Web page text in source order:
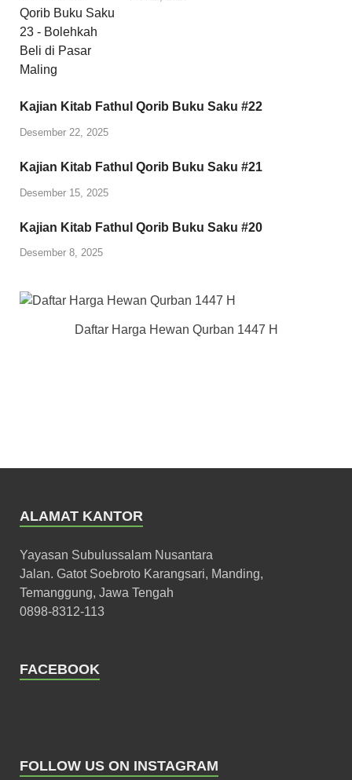
Kajian Kitab Fathul Qorib Buku Saku #22
Desember 22, 2025
Kajian Kitab Fathul Qorib Buku Saku #21
Desember 15, 2025
Kajian Kitab Fathul Qorib Buku Saku #20
Desember 8, 2025
Daftar Harga Hewan Qurban 1447 H
ALAMAT KANTOR
Yayasan Subulussalam Nusantara
Jalan. Gatot Soebroto Karangsari, Manding,
Temanggung, Jawa Tengah
0898-8312-113
FACEBOOK
FOLLOW US ON INSTAGRAM